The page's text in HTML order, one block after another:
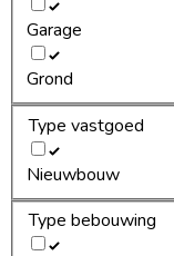
Garage
Grond
Type vastgoed
Nieuwbouw
Type bebouwing